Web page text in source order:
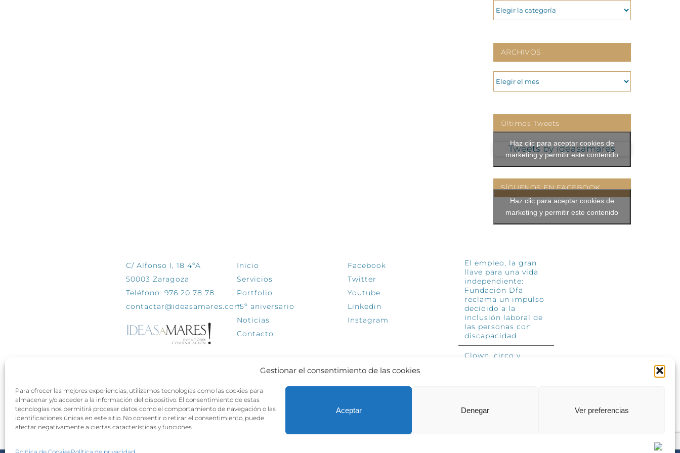
Gestionar el consentimiento de las cookies
Para ofrecer las mejores experiencias, utilizamos tecnologías como las cookies para
almacenar y/o acceder a la información del dispositivo. El consentimiento de estas
tecnologías nos permitirá procesar datos como el comportamiento de navegación o las
identificaciones únicas en este sitio. No consentir o retirar el consentimiento, puede
afectar negativamente a ciertas características y funciones.
Aceptar Denegar Ver preferencias
CATEGORIAS
ARCHIVOS
ARCHIVOS
Últimos Tweets
Tweets by ideasamares
Haz clic para aceptar cookies de
marketing y permitir este contenido
SÍGUENOS EN FACEBOOK
Haz clic para aceptar cookies de
marketing y permitir este contenido
C/ Alfonso I, 18 4ºA
50003 Zaragoza
Teléfono: 976 20 78 78
contactar@ideasamares.com
Inicio
Servicios
Portfolio
15º aniversario
Noticias
Contacto
Facebook
Twitter
Youtube
Linkedin
Instagram
El empleo, la gran
llave para una vida
independiente:
Fundación Dfa
reclama un impulso
decidido a la
inclusión laboral de
las personas con
discapacidad
Clown, circo y
segundo “Festival